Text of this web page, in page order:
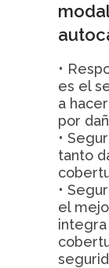
•
es el
a
por
•
tanto
•
el
integra